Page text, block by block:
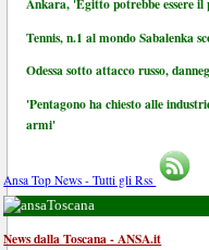
Ankara, 'Egitto potrebbe essere
Tennis, n.1 al mondo Sabalenka
Odessa sotto attacco russo,
'Pentagono ha chiesto alle
armi'
Ansa Top News - Tutti gli Rss
Toscana
News dalla Toscana - ANSA.it